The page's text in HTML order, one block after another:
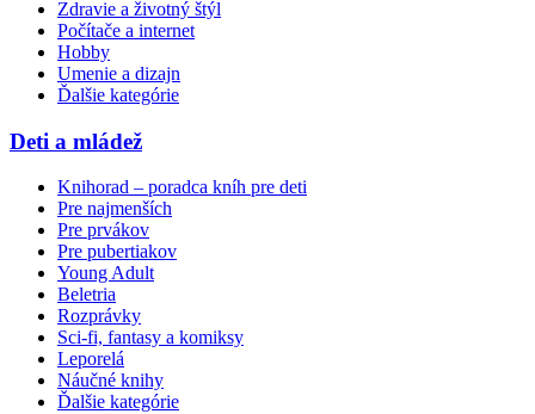
Zdravie a životný štýl
Počítače a internet
Hobby
Umenie a dizajn
Ďalšie kategórie
Deti a mládež
Knihorad – poradca kníh pre deti
Pre najmenších
Pre prvákov
Pre pubertiakov
Young Adult
Beletria
Rozprávky
Sci-fi, fantasy a komiksy
Leporelá
Náučné knihy
Ďalšie kategórie